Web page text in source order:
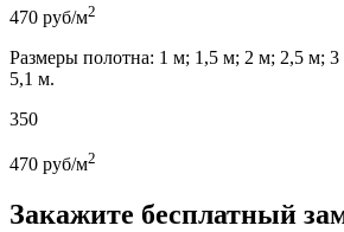
470 руб/м2
Размеры полотна: 1 м; 1,5 м; 2 м; 2,5 м;
5,1 м.
350
470 руб/м2
Закажите бесплатный